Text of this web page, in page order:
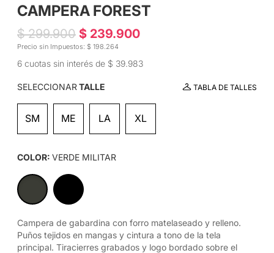
CAMPERA FOREST
$ 299.900 $ 239.900
Precio sin Impuestos: $ 198.264
6 cuotas sin interés de $ 39.983
TABLA DE TALLES
SELECCIONARTALLE
SM ME LA XL
COLOR: VERDE MILITAR
Campera de gabardina con forro matelaseado y relleno.
Puños tejidos en mangas y cintura a tono de la tela
principal. Tiracierres grabados y logo bordado sobre el